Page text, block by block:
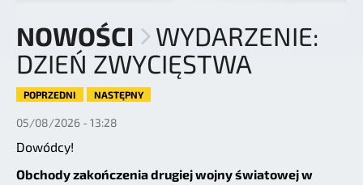
NOWOŚCI
WYDARZENIE:
DZIEŃ ZWYCIĘSTWA
POPRZEDNI NASTĘPNY
05/08/2026 - 13:28
Dowódcy!
Obchody zakończenia drugiej wojny światowej w